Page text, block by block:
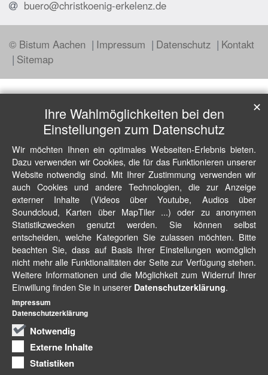
buero@christkoenig-erkelenz.de
© Bistum Aachen Impressum Datenschutz
Kontakt
Sitemap
Ihre Wahlmöglichkeiten bei den
Einstellungen zum Datenschutz
Wir möchten Ihnen ein optimales Webseiten-Erlebnis bieten.
Dazu verwenden wir Cookies, die für das Funktionieren unserer
Website notwendig sind. Mit Ihrer Zustimmung verwenden wir
auch Cookies und andere Technologien, die zur Anzeige
externer Inhalte (Videos über Youtube, Audios über
Soundcloud, Karten über MapTiler ...) oder zu anonymen
Statistikzwecken genutzt werden. Sie können selbst
entscheiden, welche Kategorien Sie zulassen möchten. Bitte
beachten Sie, dass auf Basis Ihrer Einstellungen womöglich
nicht mehr alle Funktionalitäten der Seite zur Verfügung stehen.
Weitere Informationen und die Möglichkeit zum Widerruf Ihrer
Einwillung finden Sie in unserer Datenschutzerklärung.
Notwendig
Externe Inhalte
Statistiken
✕
Impressum
Datenschutzerklärung